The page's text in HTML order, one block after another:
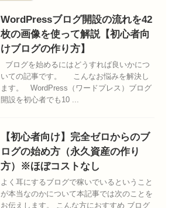
WordPressブログ開設の流れを42
枚の画像を使って解説【初心者向
けブログの作り方】
ブログを始めるにはどうすれば良いかにつ
いての記事です。 こんなお悩みを解決し
ます。 WordPress（ワードプレス）ブログ
開設を初心者でも10 ...
【初心者向け】完全ゼロからのブ
ログの始め方（永久資産の作り
方）※ほぼコストなし
よく耳にするブログで稼いでいるということ
が本当なのかについて本記事では次のことを
お伝えします。 こんな方におすすめ ブログ